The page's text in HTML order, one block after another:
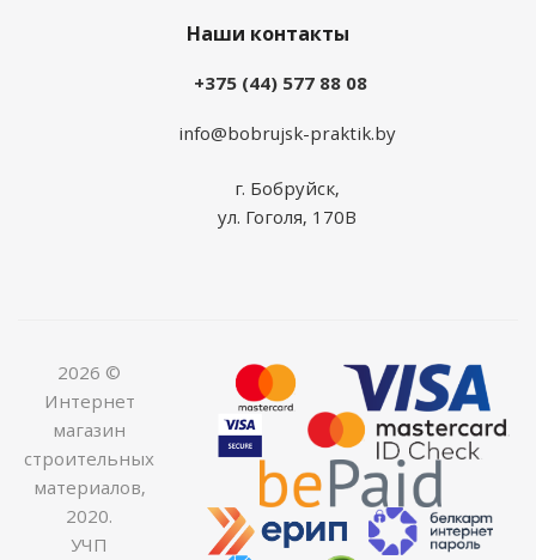
Наши контакты
+375 (44) 577 88 08
info@bobrujsk-praktik.by
г. Бобруйск,
ул. Гоголя, 170В
2026 ©
Интернет
магазин
строительных
материалов,
2020.
УЧП